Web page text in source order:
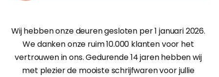
Wij hebben onze deuren gesloten per 1 januari 2026.
We danken onze ruim 10.000 klanten voor het
vertrouwen in ons. Gedurende 14 jaren hebben wij
met plezier de mooiste schrijfwaren voor jullie